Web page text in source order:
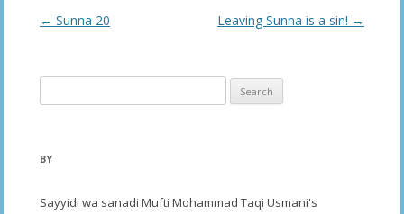
Post
← Sunna 20 Leaving Sunna is a sin! →
for:
BY
Sayyidi wa sanadi Mufti Mohammad Taqi Usmani's